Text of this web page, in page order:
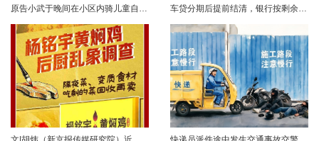
原告小武于晚间在小区内骑儿童自行车与被告常某驾驶的电动三轮车发生碰撞，致使小武受伤且自行车损坏。事发后，小武及其法定代理人与被告多次协商未果，遂诉至法院请求得到赔偿。菏泽经济开发区人民法院经审理后认为，被告常某驾驶电动三轮车，与骑儿童自行车的小武在小区内主干道发生碰撞一案事实清楚。小武作为一名年仅7岁的未成年人，骑儿童自行车由小道汇入主路时车速较快，致使在主路行驶的常某躲闪不及，并且事故发生时小武...... 车贷分期后提前结清，银行按剩余未摊本金9%收取违约金，借款人以条款无效、标准过高诉至法院，能否得到支持？近日，株洲市天元区法院审理了这起案件。（图源网络 侵删）基本案情2025年2月4日，李四（化名）与某银行分行签订汽车分期借款合同，约定借款46万元、分期60期偿还，按等本等息方式还款；合同明确提前还款违约金按剩余未摊本金9%收取，提前还款申请无法撤销，正常还款满24期提前还款可免收违约金。相关条......